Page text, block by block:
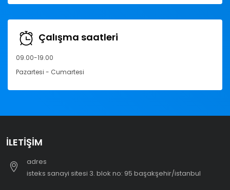
Çalışma saatleri
09.00-19.00
Pazartesi - Cumartesi
İLETIŞIM
adres
i̇steks sanayi sitesi 3. blok no: 95 başakşehir/i̇stanbul